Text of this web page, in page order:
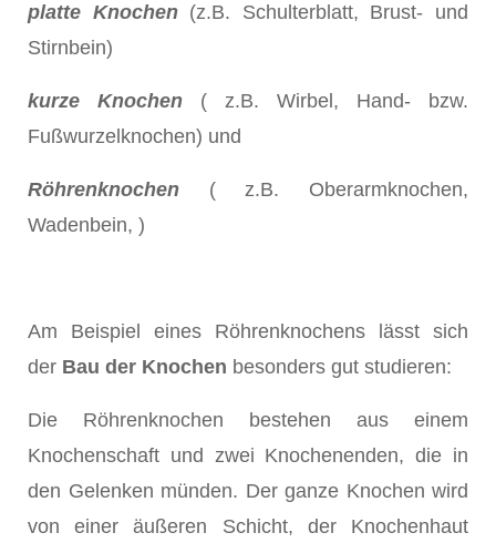
platte Knochen(z.B. Schulterblatt, Brust- und
Stirnbein)
kurze Knochen ( z.B. Wirbel, Hand- bzw.
Fußwurzelknochen) und
Röhrenknochen
( z.B. Oberarmknochen,
Wadenbein, )
Am Beispiel eines Röhrenknochens lässt sich
der Bau der Knochen besonders gut studieren:
Die Röhrenknochen bestehen aus einem
Knochenschaft und zwei Knochenenden, die in
den Gelenken münden. Der ganze Knochen wird
von einer äußeren Schicht, der Knochenhaut